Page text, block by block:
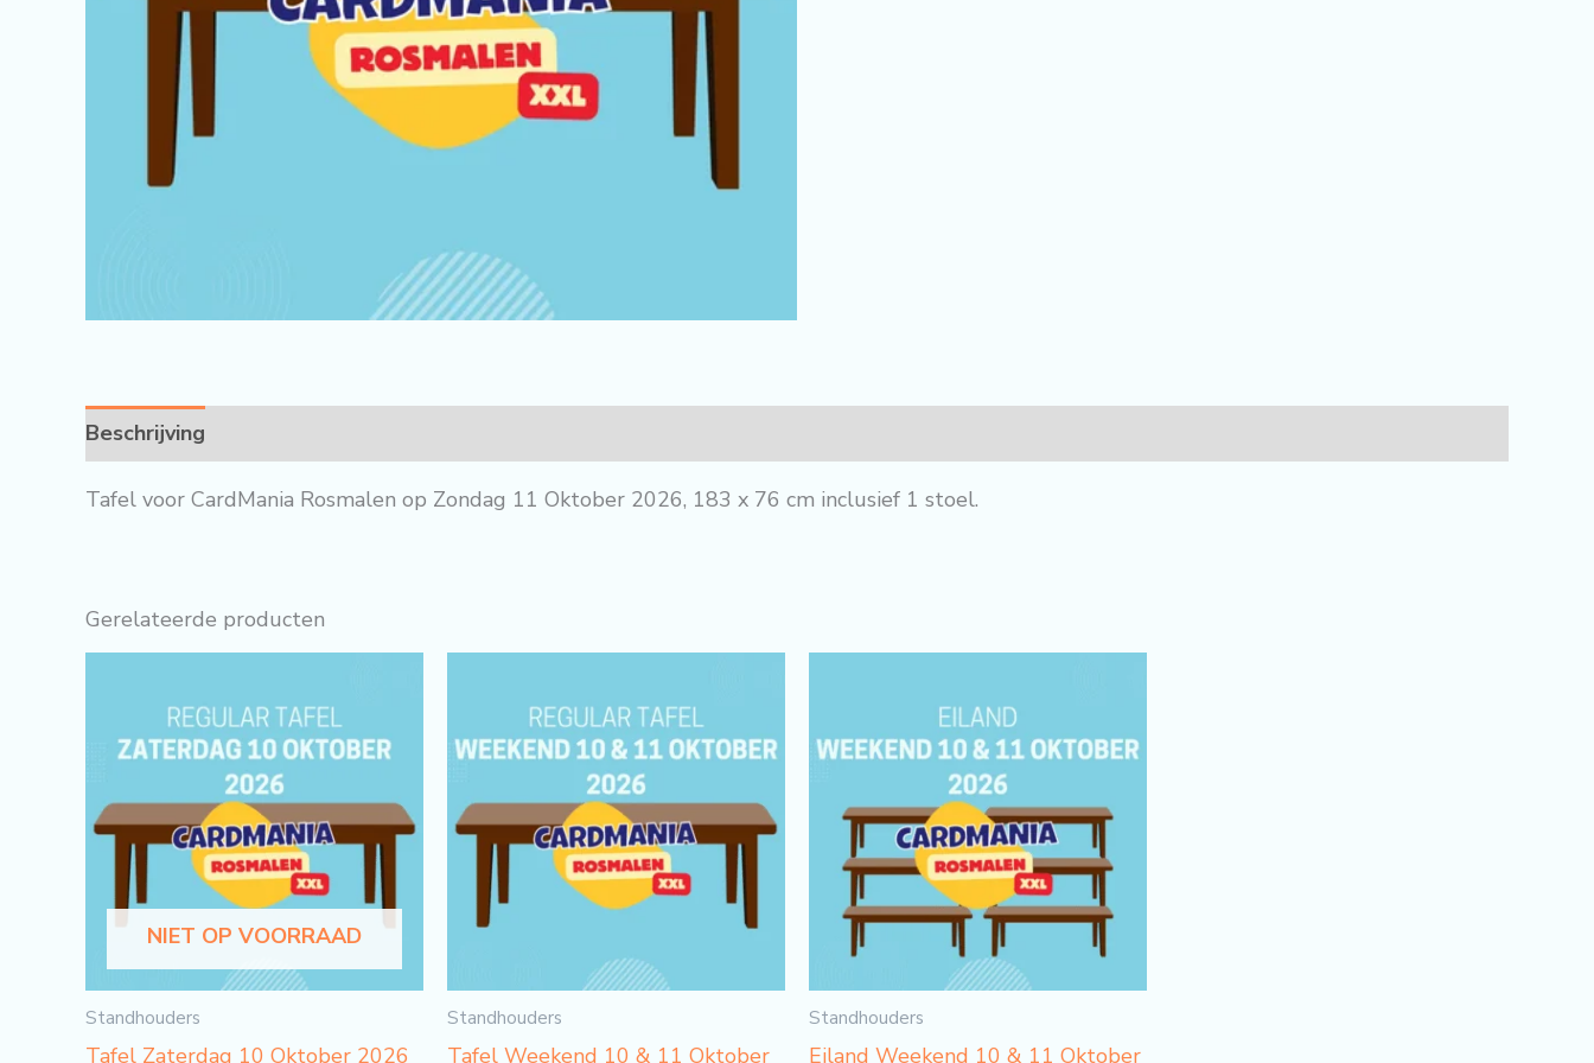
Beschrijving
Tafel voor CardMania Rosmalen op Zondag 11 Oktober 2026, 183 x 76 cm inclusief 1 stoel.
Gerelateerde producten
NIET OP VOORRAAD
Standhouders
Tafel Zaterdag 10 Oktober 2026
Standhouders
Tafel Weekend 10 & 11 Oktober
Standhouders
Eiland Weekend 10 & 11 Oktober